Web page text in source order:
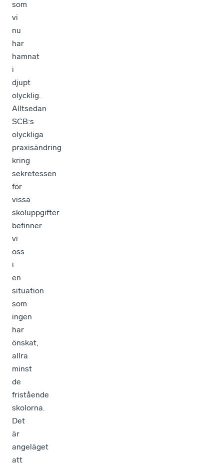
som
vi
nu
har
hamnat
i
djupt
olycklig.
Alltsedan
SCB:s
olyckliga
praxisändring
kring
sekretessen
för
vissa
skoluppgifter
befinner
vi
oss
i
en
situation
som
ingen
har
önskat,
allra
minst
de
fristående
skolorna.
Det
är
angeläget
att